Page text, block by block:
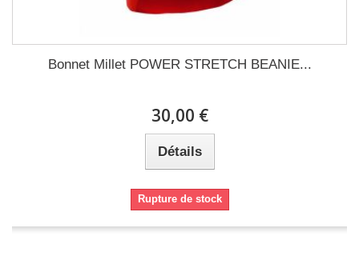
Bonnet Millet POWER STRETCH BEANIE...
30,00 €
Détails
Rupture de stock